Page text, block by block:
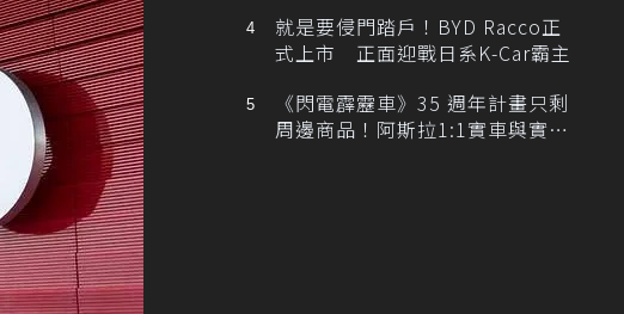
就是要侵門踏戶！BYD Racco正
式上市 正面迎戰日系K-Car霸主
《閃電霹靂車》35 週年計畫只剩
周邊商品！阿斯拉1:1實車與實體